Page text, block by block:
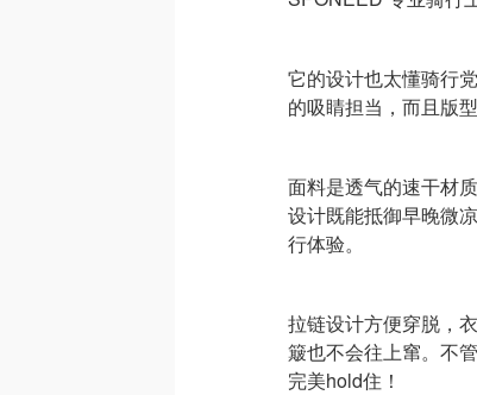
它的设计也太懂骑行
的吸睛担当，而且版
面料是透气的速干材
设计既能抵御早晚微
行体验。
拉链设计方便穿脱，
簸也不会往上窜。不
完美hold住！